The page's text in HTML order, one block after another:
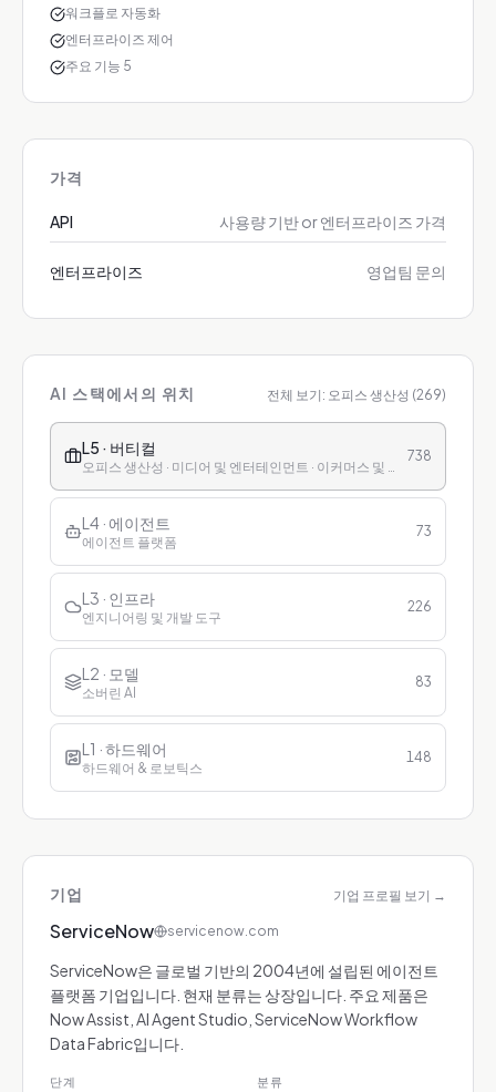
워크플로 자동화
엔터프라이즈 제어
주요 기능 5
가격
API 사용량 기반 or 엔터프라이즈 가격
엔터프라이즈 영업팀 문의
AI 스택에서의 위치 전체 보기: 오피스 생산성 (269)
L5 · 버티컬
오피스 생산성 · 미디어 및 엔터테인먼트 · 이커머스 및 리테일 · 금융 · 헬스케어 · 교육 · 고객 서비스
738
L4 · 에이전트
에이전트 플랫폼
73
L3 · 인프라
엔지니어링 및 개발 도구
226
L2 · 모델
소버린 AI
83
L1 · 하드웨어
하드웨어 & 로보틱스
148
기업 기업 프로필 보기 →
ServiceNow servicenow.com
ServiceNow은 글로벌 기반의 2004년에 설립된 에이전트
플랫폼 기업입니다. 현재 분류는 상장입니다. 주요 제품은
Now Assist, AI Agent Studio, ServiceNow Workflow
Data Fabric입니다.
단계 분류